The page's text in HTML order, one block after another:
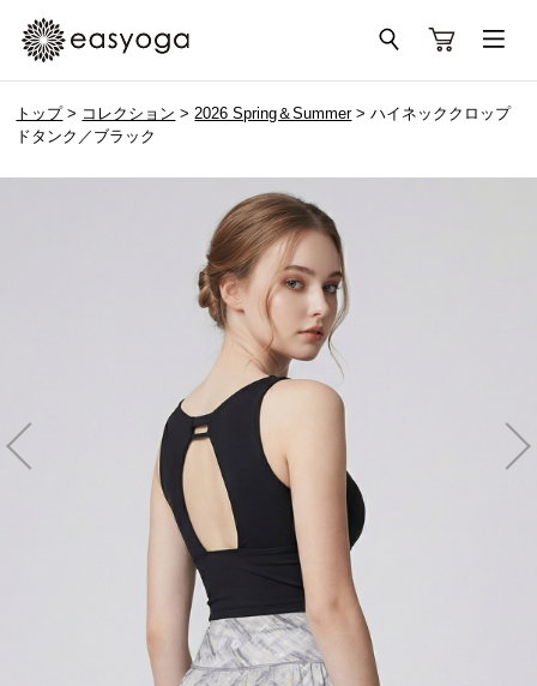
トップ> コレクション >2026 Spring＆Summer> ハイネッククロップ
ドタンク／ブラック